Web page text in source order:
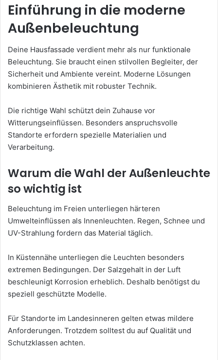
Einführung in die moderne
Außenbeleuchtung
Deine Hausfassade verdient mehr als nur funktionale
Beleuchtung. Sie braucht einen stilvollen Begleiter, der
Sicherheit und Ambiente vereint. Moderne Lösungen
kombinieren Ästhetik mit robuster Technik.
Die richtige Wahl schützt dein Zuhause vor
Witterungseinflüssen. Besonders anspruchsvolle
Standorte erfordern spezielle Materialien und
Verarbeitung.
Warum die Wahl der Außenleuchte
so wichtig ist
Beleuchtung im Freien unterliegen härteren
Umwelteinflüssen als Innenleuchten. Regen, Schnee und
UV-Strahlung fordern das Material täglich.
In Küstennähe unterliegen die Leuchten besonders
extremen Bedingungen. Der Salzgehalt in der Luft
beschleunigt Korrosion erheblich. Deshalb benötigst du
speziell geschützte Modelle.
Für Standorte im Landesinneren gelten etwas mildere
Anforderungen. Trotzdem solltest du auf Qualität und
Schutzklassen achten.